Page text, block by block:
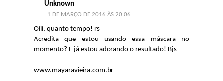
Unknown
1 DE MARÇO DE 2016 ÀS 20:06
Oiii, quanto tempo! rs
Acredita que estou usando essa máscara no
momento? E já estou adorando o resultado! Bjs
www.mayaravieira.com.br